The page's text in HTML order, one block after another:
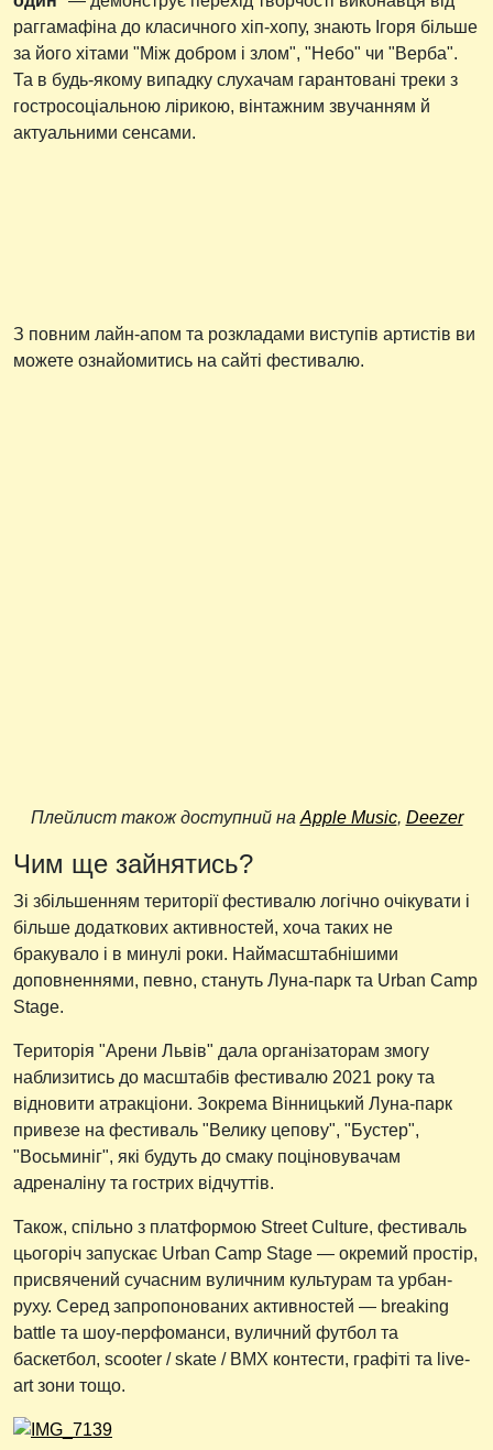
раггамафіна до класичного хіп-хопу, знають Ігоря більше
за його хітами "Між добром і злом", "Небо" чи "Верба".
Та в будь-якому випадку слухачам гарантовані треки з
гостросоціальною лірикою, вінтажним звучанням й
актуальними сенсами.
З повним лайн-апом та розкладами виступів артистів ви
можете ознайомитись на сайті фестивалю.
Плейлист також доступний на Apple Music, Deezer
Чим ще зайнятись?
Зі збільшенням території фестивалю логічно очікувати і
більше додаткових активностей, хоча таких не
бракувало і в минулі роки. Наймасштабнішими
доповненнями, певно, стануть Луна-парк та Urban Camp
Stage.
Територія "Арени Львів" дала організаторам змогу
наблизитись до масштабів фестивалю 2021 року та
відновити атракціони. Зокрема Вінницький Луна-парк
привезе на фестиваль "Велику цепову", "Бустер",
"Восьминіг", які будуть до смаку поціновувачам
адреналіну та гострих відчуттів.
Також, спільно з платформою Street Culture, фестиваль
цьогоріч запускає Urban Camp Stage — окремий простір,
присвячений сучасним вуличним культурам та урбан-
руху. Серед запропонованих активностей — breaking
battle та шоу-перфоманси, вуличний футбол та
баскетбол, scooter / skate / BMX контести, графіті та live-
art зони тощо.